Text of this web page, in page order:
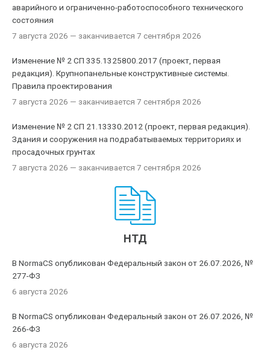
аварийного и ограниченно-работоспособного технического
состояния
7 августа 2026 — заканчивается 7 сентября 2026
Изменение № 2 СП 335.1325800.2017 (проект, первая
редакция). Крупнопанельные конструктивные системы.
Правила проектирования
7 августа 2026 — заканчивается 7 сентября 2026
Изменение № 2 СП 21.13330.2012 (проект, первая редакция).
Здания и сооружения на подрабатываемых территориях и
просадочных грунтах
7 августа 2026 — заканчивается 7 сентября 2026
НТД
В NormaCS опубликован Федеральный закон от 26.07.2026, №
277-ФЗ
6 августа 2026
В NormaCS опубликован Федеральный закон от 26.07.2026, №
266-ФЗ
6 августа 2026